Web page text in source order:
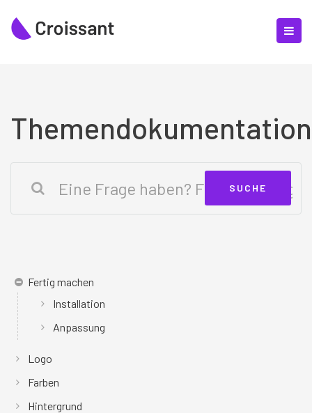
Themendokumentation
Fertig machen
Installation
Anpassung
Logo
Farben
Hintergrund